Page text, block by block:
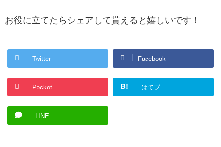
お役に立てたらシェアして貰えると嬉しいです！
Twitter Facebook
Pocket B! はてブ
LINE